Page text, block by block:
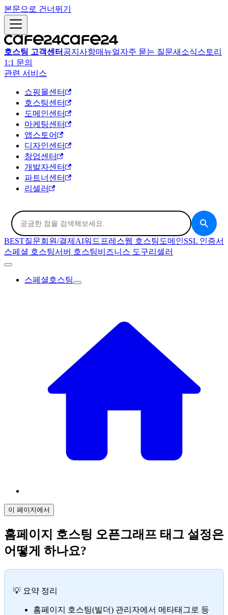
본문으로 건너뛰기
호스팅 고객센터 공지사항매뉴얼자주 묻는 질문새소식스토리
1:1 문의
관련 서비스
쇼핑몰센터
호스팅센터
도메인센터
마케팅센터
앱스토어
디자인센터
창업센터
개발자센터
파트너센터
리셀러
BEST질문회원/결제 AI워드프레스웹 호스팅 도메인SSL 인증서
스페셜 호스팅서버 호스팅비즈니스 도구리셀러
스페셜호스팅
이 페이지에서
홈페이지 호스팅 오픈그래프 태그 설정은
어떻게 하나요?
💡 요약 정리
홈페이지 호스팅(빌더) 관리자에서 메타태그로 등